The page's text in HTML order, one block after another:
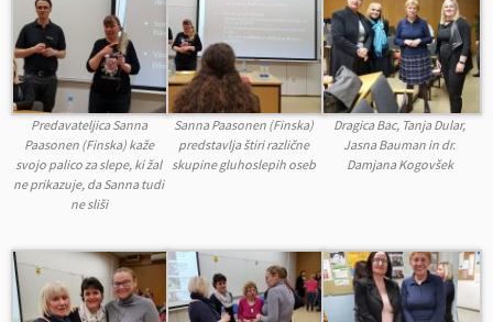
Predavateljica Sanna
Paasonen (Finska) kaže
svojo palico za slepe, ki žal
ne prikazuje, da Sanna tudi
ne sliši
Sanna Paasonen (Finska)
predstavlja štiri različne
skupine gluhoslepih oseb
Dragica Bac, Tanja Dular,
Jasna Bauman in dr.
Damjana Kogovšek